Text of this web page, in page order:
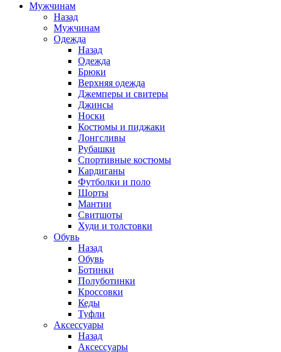
Мужчинам
Назад
Мужчинам
Одежда
Назад
Одежда
Брюки
Верхняя одежда
Джемперы и свитеры
Джинсы
Носки
Костюмы и пиджаки
Лонгсливы
Рубашки
Спортивные костюмы
Кардиганы
Футболки и поло
Шорты
Мантии
Свитшоты
Худи и толстовки
Обувь
Назад
Обувь
Ботинки
Полуботинки
Кроссовки
Кеды
Туфли
Аксессуары
Назад
Аксессуары